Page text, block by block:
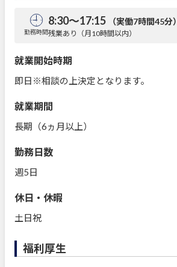
勤務時間
8:30～17:15 （実働7時間45分）
残業あり（月10時間以内）
就業開始時期
即日※相談の上決定となります。
就業期間
長期（6ヵ月以上）
勤務日数
週5日
休日・休暇
土日祝
福利厚生